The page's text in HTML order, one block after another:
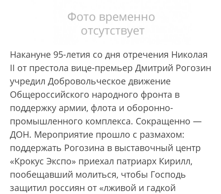
Накануне 95-летия со дня отречения Николая
II от престола вице-премьер Дмитрий Рогозин
учредил Добровольческое движение
Общероссийского народного фронта в
поддержку армии, флота и оборонно-
промышленного комплекса. Сокращенно —
ДОН. Мероприятие прошло с размахом:
поддержать Рогозина в выставочный центр
«Крокус Экспо» приехал патриарх Кирилл,
пообещавший молиться, чтобы Господь
защитил россиян от «лживой и гадкой